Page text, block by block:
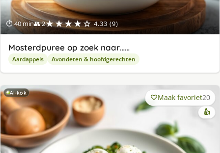
⏱ 40 min👥 2★★★★☆ 4.33 (9)
Mosterdpuree op zoek naar……
Aardappels Avondeten & hoofdgerechten
AI-kok Maak favoriet20
👍